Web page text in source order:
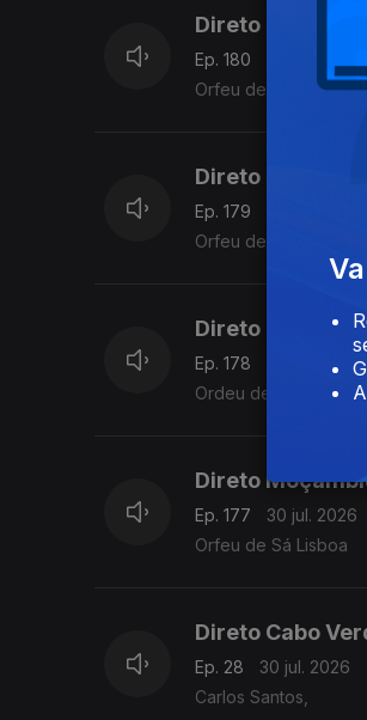
Direto
Ep. 180
Orfeu de Sá Lisboa
Direto
Ep. 179
Orfeu de Sá Lisboa
Direto
Ep. 178
31 jul. 2026
Ordeu de Sá Lisboa
Direto
Ep. 177
30 jul. 2026
Orfeu de Sá Lisboa
Direto Cabo
Ep. 28
30 jul. 2026
Carlos Santos,